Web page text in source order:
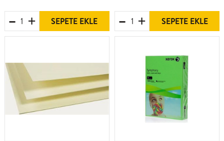
SEPETE EKLE SEPETE EKLE